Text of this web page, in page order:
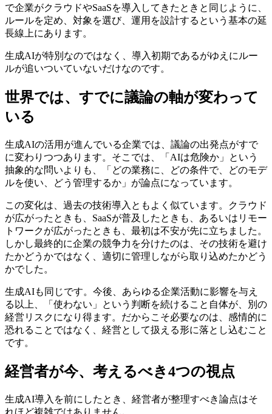
で企業がクラウドやSaaSを導入してきたときと同じように、
ルールを定め、対象を選び、運用を設計するという基本の延
長線上にあります。
生成AIが特別なのではなく、導入初期であるがゆえにルー
ルが追いついていないだけなのです。
世界では、すでに議論の軸が変わって
いる
生成AIの活用が進んでいる企業では、議論の出発点がすで
に変わりつつあります。そこでは、「AIは危険か」という
抽象的な問いよりも、「どの業務に、どの条件で、どのモデ
ルを使い、どう管理するか」が論点になっています。
この変化は、過去の技術導入ともよく似ています。クラウド
が広がったときも、SaaSが普及したときも、あるいはリモー
トワークが広がったときも、最初は不安が先に立ちました。
しかし最終的に企業の競争力を分けたのは、その技術を避け
たかどうかではなく、適切に管理しながら取り込めたかどう
かでした。
生成AIも同じです。今後、あらゆる企業活動に影響を与え
る以上、「使わない」という判断を続けること自体が、別の
経営リスクになり得ます。だからこそ必要なのは、感情的に
恐れることではなく、経営として扱える形に落とし込むこと
です。
経営者が今、考えるべき4つの視点
生成AI導入を前にしたとき、経営者が整理すべき論点はそ
れほど複雑ではありません。